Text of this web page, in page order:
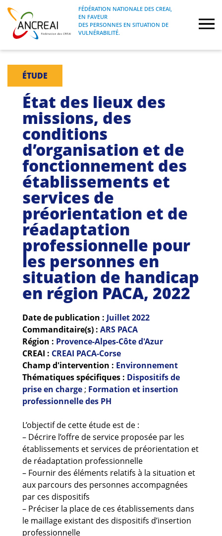
Skip
content
ANCREAI
FÉDÉRATION NATIONALE DES CREAI, EN
FAVEUR DES PERSONNES EN SITUATION
FÉDÉRATION NATIONALE DES CREAI,
EN FAVEUR
DES PERSONNES EN SITUATION DE
VULNÉRABILITÉ.
À propos
Etudes
Journées nationales
Formations
Projets Fédéraux
Espace emploi
Guides et outils
Actualités
ARSENE
ÉTUDE
État des lieux des
missions, des
conditions
d’organisation et de
fonctionnement des
établissements et
services de
préorientation et de
réadaptation
professionnelle pour
les personnes en
situation de handicap
en région PACA, 2022
Date de publication : Juillet2022
Commanditaire(s) : ARS PACA
Région : Provence-Alpes-Côte d'Azur
CREAI : CREAI PACA-Corse
Champ d'intervention : Environnement
Thématiques spécifiques : Dispositifs de
prise en charge; Formation et insertion
professionnelle des PH
L’objectif de cette étude est de :
– Décrire l’offre de service proposée par les
établissements et services de préorientation et
de réadaptation professionnelle
– Fournir des éléments relatifs à la situation et
aux parcours des personnes accompagnées
par ces dispositifs
– Préciser la place de ces établissements dans
le maillage existant des dispositifs d’insertion
professionnelle